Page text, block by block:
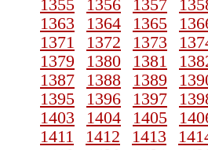
1355
1356 1357
1363
1364 1365
1371
1372 1373
1379
1380 1381
1387
1388 1389
1395
1396 1397
1403
1404 1405
1411
1412 1413